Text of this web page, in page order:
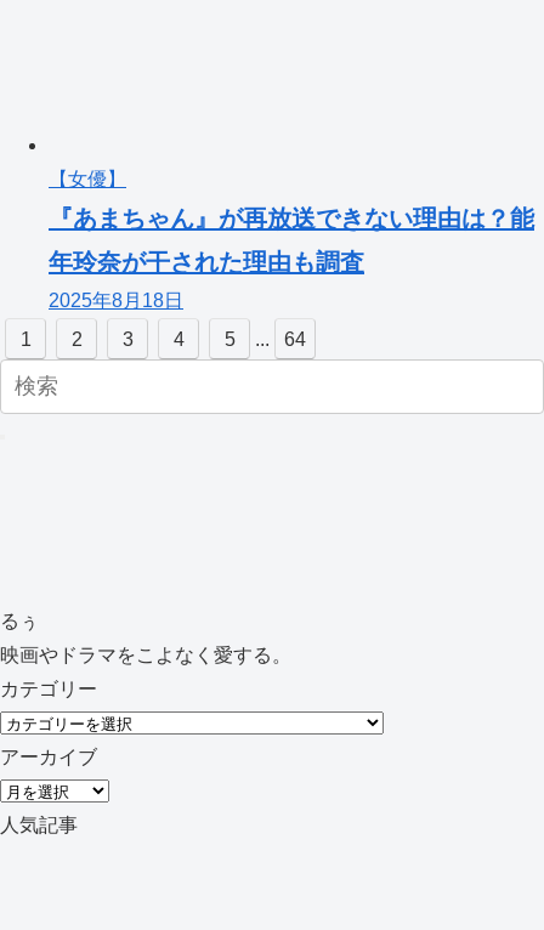
【女優】
『あまちゃん』が再放送できない理由は？能
年玲奈が干された理由も調査
2025年8月18日
1
2 3 4 5 ... 64
るぅ
映画やドラマをこよなく愛する。
カテゴリー
カ
テ
ゴ
リ
アーカイブ
ア
ー人気記事